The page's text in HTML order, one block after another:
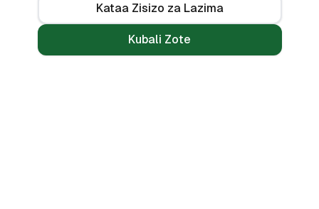
Kataa Zisizo za Lazima
Kubali Zote